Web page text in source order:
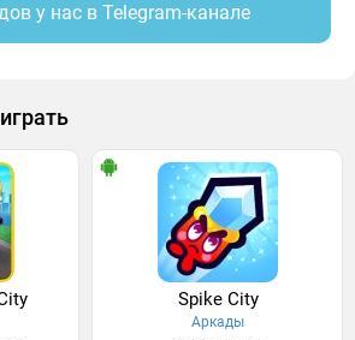
у нас в Telegram-канале
Spike City
Аркады